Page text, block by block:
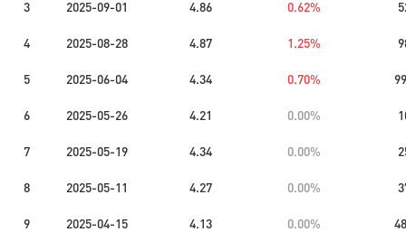
3 2025-09-01 4.86 0.62%
4 2025-08-28 4.87 1.25%
5 2025-06-04 4.34 0.70%
6 2025-05-26 4.21 0.00%
7 2025-05-19 4.34 0.00%
8 2025-05-11 4.27 0.00%
9 2025-04-15 4.13 0.00%